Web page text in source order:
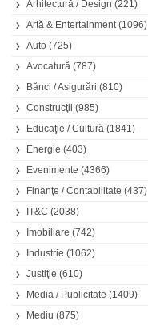
Arhitectură / Design (221)
Artă & Entertainment(1096)
Auto (725)
Avocatură (787)
Bănci / Asigurări (810)
Construcţii (985)
Educaţie / Cultură (1841)
Energie (403)
Evenimente (4366)
Finanţe / Contabilitate (437)
IT&C (2038)
Imobiliare (742)
Industrie (1062)
Justiţie (610)
Media / Publicitate (1409)
Mediu (875)